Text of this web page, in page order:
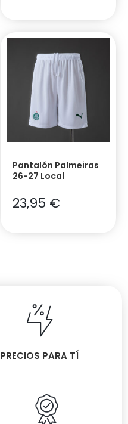
Pantalón Palmeiras
26-27 Local
23,95 €
PRECIOS PARA TÍ